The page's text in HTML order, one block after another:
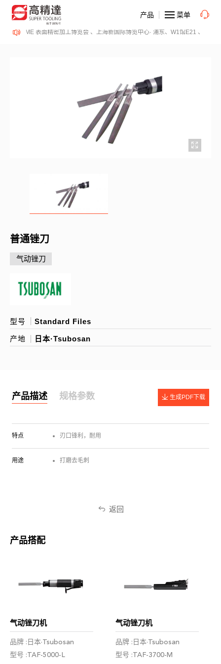
表面精密加工博览会 、上海新国际博览中心· 浦东、W1馆E21 、欢迎莅
产品 菜单
普通锉刀
气动锉刀
型号 Standard Files
产地 日本·Tsubosan
产品描述 规格参数 生成PDF下载
特点 刃口锋利，耐用
用途 打磨去毛刺
返回
产品搭配
气动锉刀机
品牌 :日本·Tsubosan
型号 :TAF-5000-L
气动锉刀机
品牌 :日本·Tsubosan
型号 :TAF-3700-M